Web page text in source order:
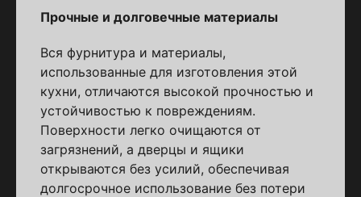
Прочные и долговечные материалы
Вся фурнитура и материалы,
использованные для изготовления этой
кухни, отличаются высокой прочностью и
устойчивостью к повреждениям.
Поверхности легко очищаются от
загрязнений, а дверцы и ящики
открываются без усилий, обеспечивая
долгосрочное использование без потери